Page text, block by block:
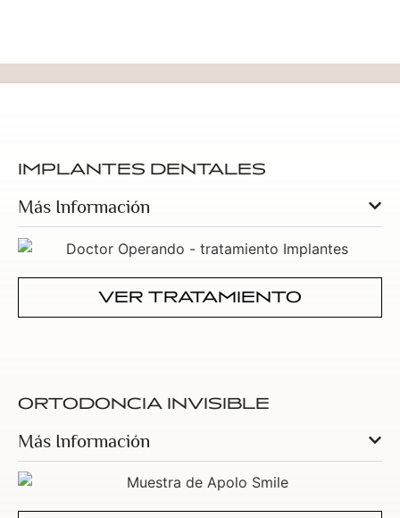
IMPLANTES DENTALES
Más Información
VER TRATAMIENTO
ORTODONCIA INVISIBLE
Más Información